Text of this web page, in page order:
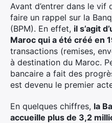
Avant d’entrer dans le
faire un rappel sur la
(BPM). En effet, il s’agit
Maroc qui a été créé en
transactions (remises,
à destination du Maroc.
bancaire a fait des
est devenu le premier
En quelques chiffres, la
accueille plus de 3,2